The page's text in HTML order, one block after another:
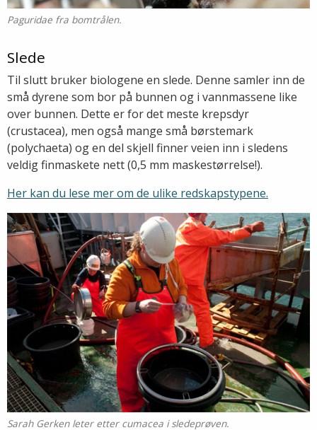
Paguridae fra bomtrålen.
Slede
Til slutt bruker biologene en slede. Denne samler inn de
små dyrene som bor på bunnen og i vannmassene like
over bunnen. Dette er for det meste krepsdyr
(crustacea), men også mange små børstemark
(polychaeta) og en del skjell finner veien inn i sledens
veldig finmaskete nett (0,5 mm maskestørrelse!).
Her kan du lese mer om de ulike redskapstypene.
Sarah Gerken leter etter cumacea i sledeprøven.